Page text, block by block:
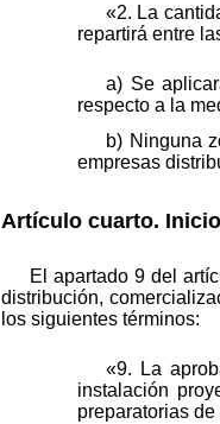
«2. La
repartirá entre
a) Se
respecto a la
b) Ninguna
empresas
Artículo cuarto.
El apartado 9 del
distribución,
los siguientes términos:
«9. La
instalación
preparatorias